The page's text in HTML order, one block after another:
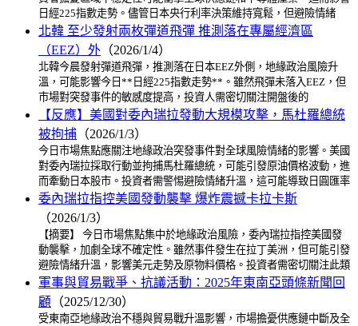
日經225指數走勢。儘管日本央行利率決策維持寬鬆，但避險情緒
北韓 至少發射兩枚彈道飛彈 推測落在專屬經濟區
（EEZ）外 （2026/1/4）
北韓今晨發射彈道飛彈，推測落在日本EEZ外側，地緣政治風險升
溫，可能影響今日**日經225指數走勢**。雖然飛彈未落入EEZ，但
市場對突發事件的敏感度提高，投資人需密切關注開盤後的
【反應】美國對委內瑞拉發動大規模攻擊，馬杜羅總統
被拘捕 （2026/1/3）
今日市場焦點應關注地緣政治突發事件對全球風險情緒的影響。美國
對委內瑞拉採取行動並拘捕馬杜羅總統，可能引發原油價格波動，進
而牽動日本股市。投資者需警惕避險情緒升溫，這可能導致日圓匯率
委內瑞拉指控美國發動襲擊 爆炸震撼卡拉卡斯
（2026/1/3）
【摘要】 今日市場焦點集中於地緣政治風險，委內瑞拉指控美國發
動襲擊，加劇全球不確定性。雖然事件發生在拉丁美洲，但可能引發
避險情緒升溫，影響美元走勢及原物料價格。投資者需密切關注此類
軍事與貿易戰爭、抗議活動：2025年東南亞頭條新聞回
顧 （2025/12/30）
受東南亞地緣政治不穩與貿易戰升溫影響，市場擔憂供應鏈中斷及全